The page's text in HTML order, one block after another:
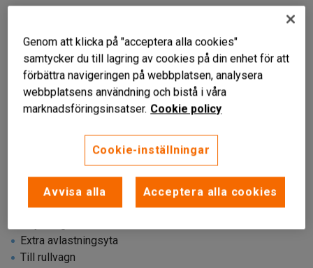
Extra avlastningsyta
Till rullvagn
Genom att klicka på "acceptera alla cookies"
samtycker du till lagring av cookies på din enhet för att
förbättra navigeringen på webbplatsen, analysera
webbplatsens användning och bistå i våra
marknadsföringsinsatser. Cookie policy
Cookie-inställningar
Avvisa alla Acceptera alla cookies